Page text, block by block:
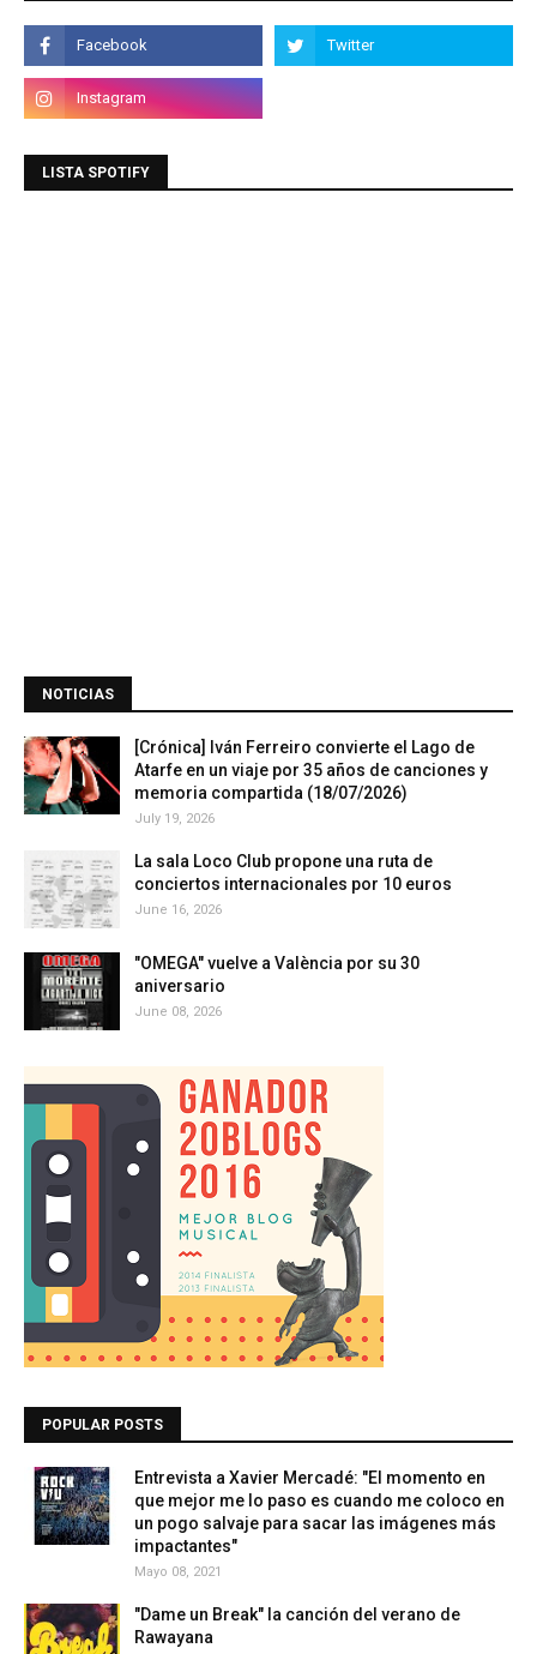
LISTA SPOTIFY
NOTICIAS
[Crónica] Iván Ferreiro convierte el Lago de
Atarfe en un viaje por 35 años de canciones y
memoria compartida (18/07/2026)
July 19, 2026
La sala Loco Club propone una ruta de
conciertos internacionales por 10 euros
June 16, 2026
"OMEGA" vuelve a València por su 30
aniversario
June 08, 2026
POPULAR POSTS
Entrevista a Xavier Mercadé: "El momento en
que mejor me lo paso es cuando me coloco en
un pogo salvaje para sacar las imágenes más
impactantes"
Mayo 08, 2021
"Dame un Break" la canción del verano de
Rawayana